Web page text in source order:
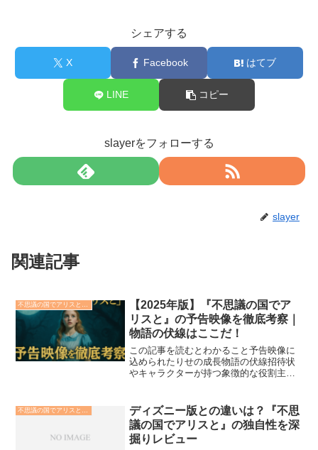
シェアする
X Facebook はてブ
LINE コピー
slayerをフォローする
slayer
関連記事
【2025年版】『不思議の国でア
リスと』の予告映像を徹底考察｜
物語の伏線はここだ！
この記事を読むとわかること予告映像に
込められたりせの成長物語の伏線招待状
やキャラクターが持つ象徴的な役割主題
国でアリスと -Dive in Wonderland-』...
不思議の国でアリスと -Dive in Wonderland-
ディズニー版との違いは？『不思
議の国でアリスと』の独自性を深
掘りレビュー